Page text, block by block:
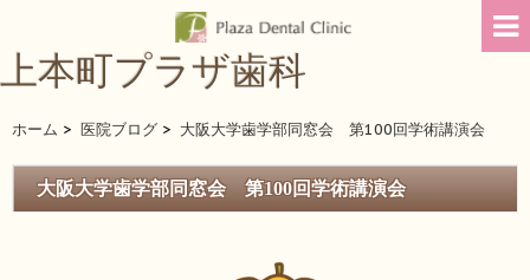
上本町プラザ歯科
ホーム > 医院ブログ > 大阪大学歯学部同窓会 第100回学術講演会
大阪大学歯学部同窓会 第100回学術講演会